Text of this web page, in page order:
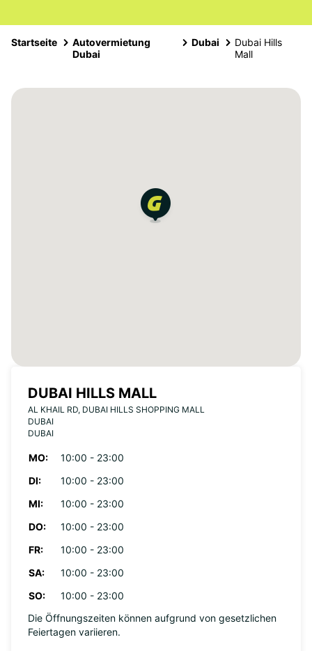
Startseite
Autovermietung
Dubai
Dubai
Dubai Hills
Mall
DUBAI HILLS MALL
AL KHAIL RD, DUBAI HILLS SHOPPING MALL
DUBAI
DUBAI
MO:
10:00 - 23:00
DI:
10:00 - 23:00
MI:
10:00 - 23:00
DO:
10:00 - 23:00
FR:
10:00 - 23:00
SA:
10:00 - 23:00
SO:
10:00 - 23:00
Die Öffnungszeiten können aufgrund von gesetzlichen
Feiertagen variieren.